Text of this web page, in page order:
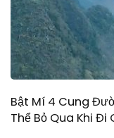
Bật Mí 4 Cung
Thể Bỏ Qua Khi Đi